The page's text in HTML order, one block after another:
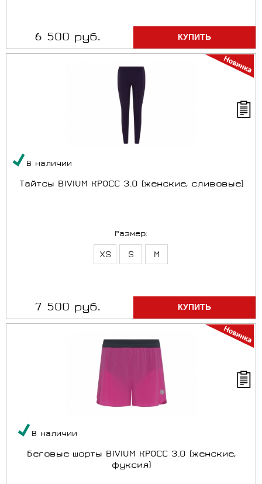
6 500 руб.
В наличии
Тайтсы BIVIUM КРОСС 3.0 (женские, сливовые)
Размер:
XS S M
7 500 руб.
В наличии
Беговые шорты BIVIUM КРОСС 3.0 (женские,
фуксия)